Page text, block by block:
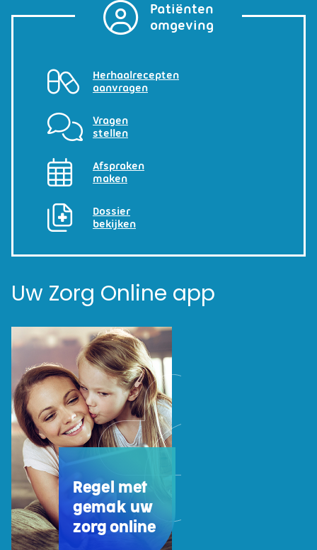
Patiënten
omgeving
Herhaalrecepten
aanvragen
Vragen
stellen
Afspraken
maken
Dossier
bekijken
Uw Zorg Online app
Regel met
gemak uw
zorg online